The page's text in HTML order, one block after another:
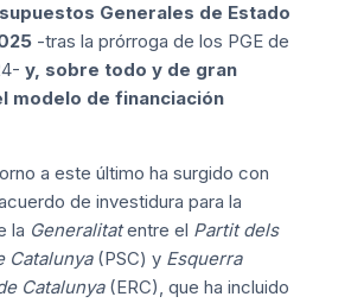
Generales de Estado
-tras la prórroga de los PGE de
y, sobre todo y de gran
modelo de financiación
a este último ha surgido con
de investidura para la
la Generalitatentre el Partit dels
Catalunya(PSC) y Esquerra
Catalunya(ERC), que ha incluido